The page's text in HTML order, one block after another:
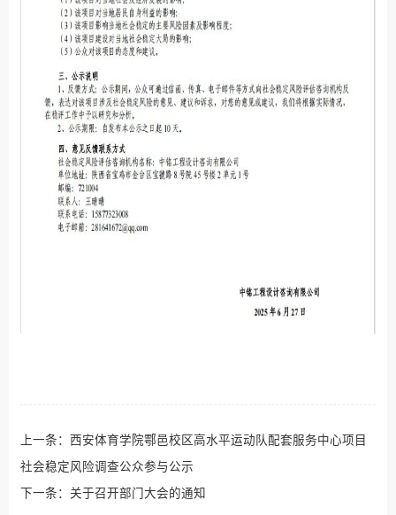
上一条： 西安体育学院鄠邑校区高水平运动队配套服务中心项目
社会稳定风险调查公众参与公示
下一条： 关于召开部门大会的通知